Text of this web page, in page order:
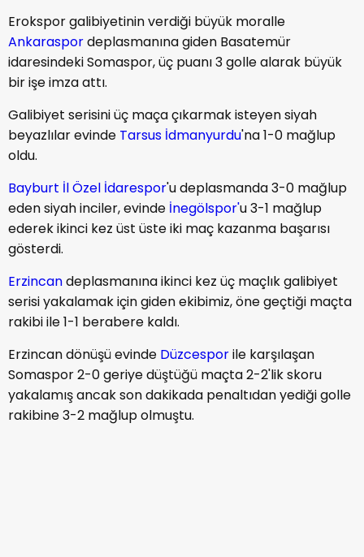
Erokspor galibiyetinin verdiği büyük moralle
Ankaraspordeplasmanına giden Basatemür
idaresindeki Somaspor, üç puanı 3 golle alarak büyük
bir işe imza attı.
Galibiyet serisini üç maça çıkarmak isteyen siyah
beyazlılar evinde Tarsus İdmanyurdu'na 1-0 mağlup
oldu.
Bayburt İl Özel İdarespor'u deplasmanda 3-0 mağlup
eden siyah inciler, evinde İnegölspor'u 3-1 mağlup
ederek ikinci kez üst üste iki maç kazanma başarısı
gösterdi.
Erzincandeplasmanına ikinci kez üç maçlık galibiyet
serisi yakalamak için giden ekibimiz, öne geçtiği maçta
rakibi ile 1-1 berabere kaldı.
Erzincan dönüşü evinde Düzcesporile karşılaşan
Somaspor 2-0 geriye düştüğü maçta 2-2'lik skoru
yakalamış ancak son dakikada penaltıdan yediği golle
rakibine 3-2 mağlup olmuştu.